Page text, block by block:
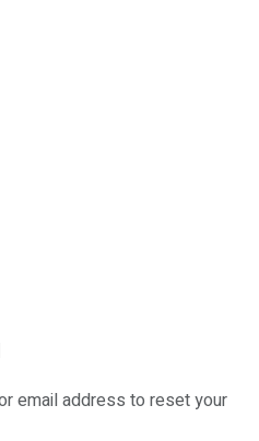
email address to reset your